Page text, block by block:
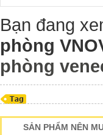
Bạn đang
phòng
phòng
SẢN PHẨM NÊN